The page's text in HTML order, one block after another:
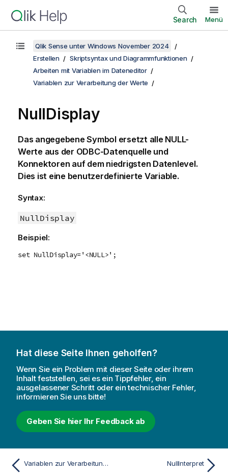
Search Menü
Qlik Sense unter Windows November 2024
Erstellen
Skriptsyntax und Diagrammfunktionen
Arbeiten mit Variablen im Dateneditor
Variablen zur Verarbeitung der Werte
NullDisplay
Das angegebene Symbol ersetzt alle NULL-
Werte aus der ODBC-Datenquelle und
Konnektoren auf dem niedrigsten Datenlevel.
Dies ist eine benutzerdefinierte Variable.
Syntax:
NullDisplay
Beispiel:
set NullDisplay='<NULL>';
Hat diese Seite Ihnen geholfen?
Wenn Sie ein Problem mit dieser Seite oder ihrem
Inhalt feststellen, sei es ein Tippfehler, ein
ausgelassener Schritt oder ein technischer Fehler,
informieren Sie uns bitte!
Geben Sie hier Ihr Feedback ab
Variablen zur Verarbeitung der Werte NullInterpret